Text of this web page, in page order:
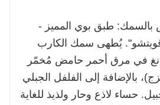
بالسمك: طبق بوي المميز -
رقم ١ في قويتشو". يُطهى سمك الكارب
في مرق أحمر حامض مُخمّر
بالإضافة إلى الفلفل الجبلي
حساء لاذع وحار ولذيذ للغاية